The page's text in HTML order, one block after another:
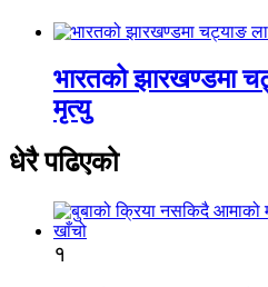
भारतको झारखण्डमा
मृत्यु
धेरै पढिएको
१